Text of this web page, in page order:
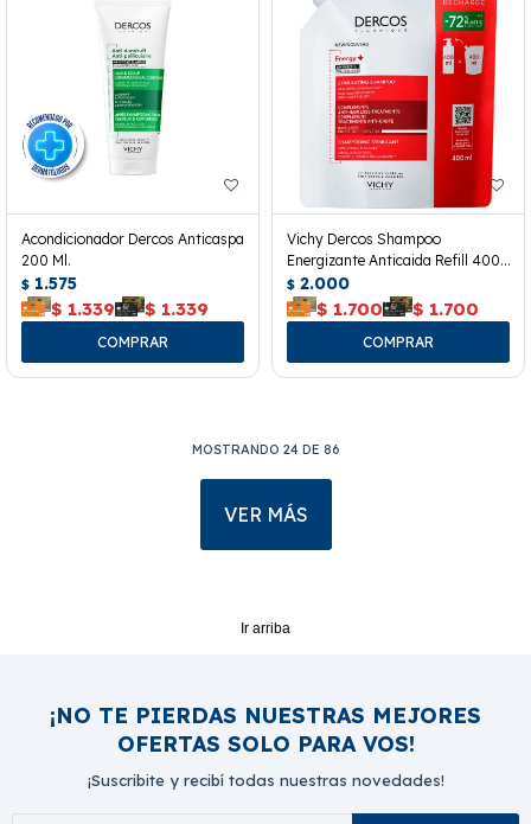
Acondicionador Dercos Anticaspa
200 Ml.
$ 1.575
$ 1.339 $ 1.339
Vichy Dercos Shampoo
Energizante Anticaida Refill 400
Ml.
$ 2.000
$ 1.700 $ 1.700
MOSTRANDO 24 DE 86
VER MÁS
Ir arriba
¡NO TE PIERDAS NUESTRAS MEJORES
OFERTAS SOLO PARA VOS!
¡Suscribite y recibí todas nuestras novedades!